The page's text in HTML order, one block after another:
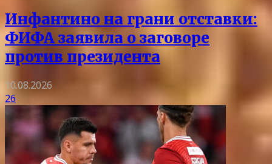
Инфантино на грани отставки:
ФИФА заявила о заговоре
против президента
10.08.2026
26